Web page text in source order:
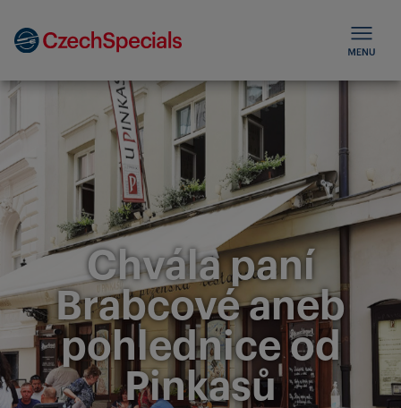
Chvála paní
Brabcové aneb
pohlednice od
Pinkasů